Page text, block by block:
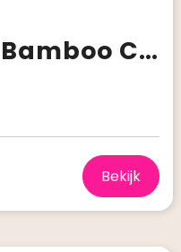
Xoopar Mr. Bio Bamboo Charging Cable
Bekijk